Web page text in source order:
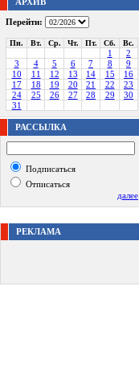
Перейти:
Пн. Вт. Ср. Чт. Пт. Сб. Вс.
1
2
3
4 5 6 7 8
9
10
11 12 13 14 15
16
17
18 19 20 21 22
23
24
25 26 27 28 29
30
31
РАССЫЛКА
Подписаться
Отписаться
далее
РЕКЛАМА